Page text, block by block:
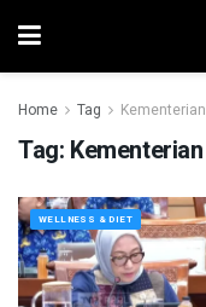
Home Tag Kementerian
Tag: Kementerian
WELLNESS & DIET